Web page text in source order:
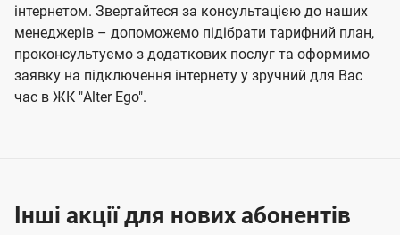
інтернетом. Звертайтеся за консультацією до наших
менеджерів – допоможемо підібрати тарифний план,
проконсультуємо з додаткових послуг та оформимо
заявку на підключення інтернету у зручний для Вас
час в ЖК "Alter Ego".
Інші акції для нових абонентів